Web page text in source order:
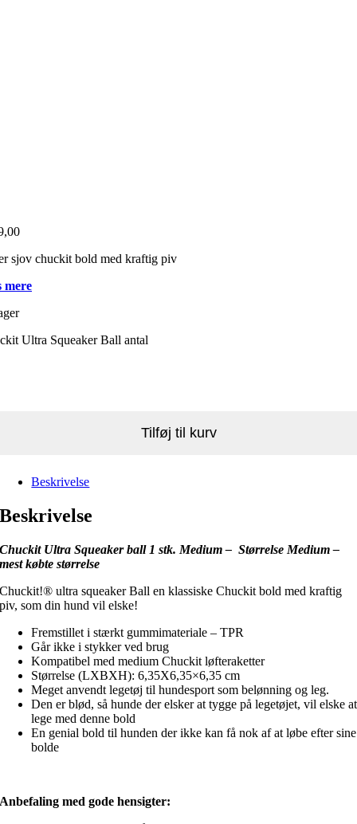
sjov chuckit bold med kraftig piv
mere
Ultra Squeaker Ball antal
Tilføj til kurv
Beskrivelse
Beskrivelse
Chuckit Ultra Squeaker ball 1 stk. Medium – Størrelse Medium –
mest købte størrelse
Chuckit!® ultra squeaker Ball en klassiske Chuckit bold med kraftig
piv, som din hund vil elske!
Fremstillet i stærkt gummimateriale – TPR
Går ikke i stykker ved brug
Kompatibel med medium Chuckit løfteraketter
Størrelse (LXBXH): 6,35X6,35×6,35 cm
Meget anvendt legetøj til hundesport som belønning og leg.
Den er blød, så hunde der elsker at tygge på legetøjet, vil elske at
lege med denne bold
En genial bold til hunden der ikke kan få nok af at løbe efter sine
bolde
Anbefaling med gode hensigter: